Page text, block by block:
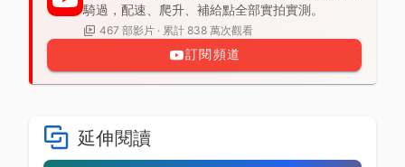
騎過，配速、爬升、補給點全部實拍實測。
467 部影片 · 累計 838 萬次觀看
訂閱頻道
延伸閱讀